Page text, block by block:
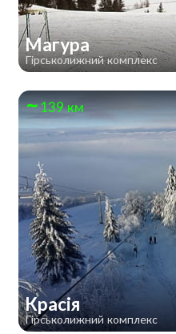
Магура
Гірськолижний комплекс
139 км
Красія
Гірськолижний комплекс